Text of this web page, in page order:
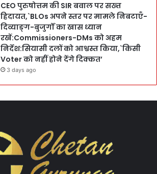
CEO पुरुषोत्तम की SIR बवाल पर सख्त
हिदायत,`BLOs अपने स्तर पर मामले निबटाएँ-
दिव्याङ्ग-बुजुर्गों का खास ध्यान
रखें:Commissioners-DMs को अहम
निर्देश:सियासी दलों को आश्वस्त किया,`किसी
Voter को नहीं होने देंगे दिक्कत’
3 days ago